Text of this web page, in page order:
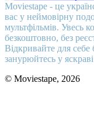
Moviestape - це
вас у неймовірну
мультфільмів. Увесь
безкоштовно, без
Відкривайте для себе
занурюйтесь у
© Moviestape, 2026